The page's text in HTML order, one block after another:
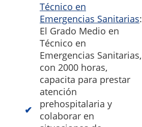
Técnico en
Emergencias Sanitarias:
El Grado Medio en
Técnico en
Emergencias Sanitarias,
con 2000 horas,
capacita para prestar
atención
prehospitalaria y
colaborar en